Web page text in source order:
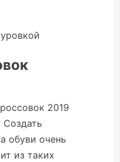
2019
Создать
обуви очень
из таких